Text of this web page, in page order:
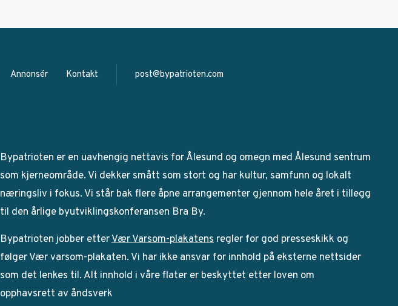
Annonsér Kontakt post@bypatrioten.com
Bypatrioten er en uavhengig nettavis for Ålesund og omegn med Ålesund sentrum
som kjerneområde. Vi dekker smått som stort og har kultur, samfunn og lokalt
næringsliv i fokus. Vi står bak flere åpne arrangementer gjennom hele året i tillegg
til den årlige byutviklingskonferansen Bra By.
Bypatrioten jobber etterVær Varsom-plakatens regler for god presseskikk og
følger Vær varsom-plakaten. Vi har ikke ansvar for innhold på eksterne nettsider
som det lenkes til. Alt innhold i våre flater er beskyttet etter loven om
opphavsrett av åndsverk